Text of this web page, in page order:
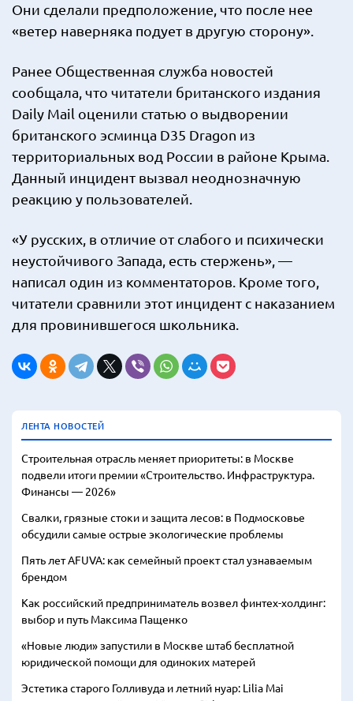
Они сделали предположение, что после нее
«ветер наверняка подует в другую сторону».
Ранее Общественная служба новостей
сообщала, что читатели британского издания
Daily Mail оценили статью о выдворении
британского эсминца D35 Dragon из
территориальных вод России в районе Крыма.
Данный инцидент вызвал неоднозначную
реакцию у пользователей.
«У русских, в отличие от слабого и психически
неустойчивого Запада, есть стержень», —
написал один из комментаторов. Кроме того,
читатели сравнили этот инцидент с наказанием
для провинившегося школьника.
ЛЕНТА НОВОСТЕЙ
Строительная отрасль меняет приоритеты: в Москве
подвели итоги премии «Строительство. Инфраструктура.
Финансы — 2026»
Свалки, грязные стоки и защита лесов: в Подмосковье
обсудили самые острые экологические проблемы
Пять лет AFUVA: как семейный проект стал узнаваемым
брендом
Как российский предприниматель возвел финтех-холдинг:
выбор и путь Максима Пащенко
«Новые люди» запустили в Москве штаб бесплатной
юридической помощи для одиноких матерей
Эстетика старого Голливуда и летний нуар: Lilia Mai